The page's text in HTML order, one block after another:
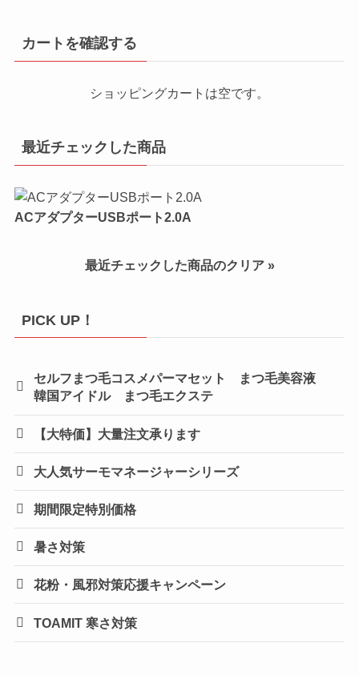
カートを確認する
ショッピングカートは空です。
最近チェックした商品
ACアダプターUSBポート2.0A
最近チェックした商品のクリア »
PICK UP！
セルフまつ毛コスメパーマセット まつ毛美容液
韓国アイドル まつ毛エクステ
【大特価】大量注文承ります
大人気サーモマネージャーシリーズ
期間限定特別価格
暑さ対策
花粉・風邪対策応援キャンペーン
TOAMIT 寒さ対策